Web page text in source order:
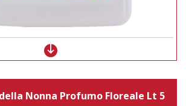
Nonna Profumo Floreale Lt 5